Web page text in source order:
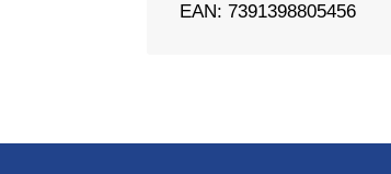
EAN: 7391398805456